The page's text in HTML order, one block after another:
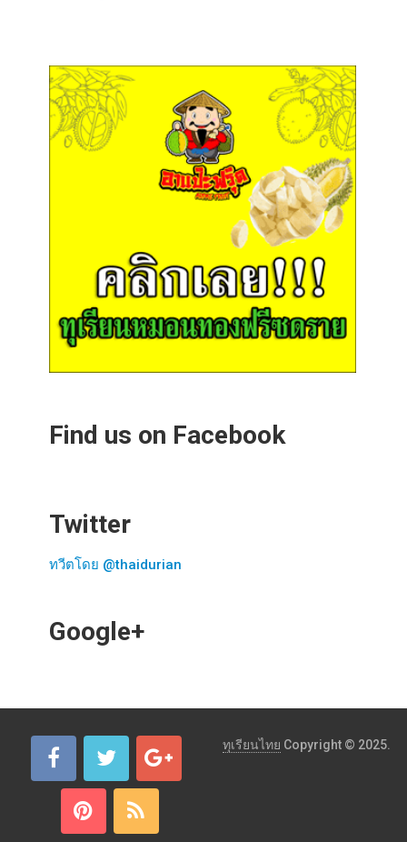
Find us on Facebook
Twitter
ทวีตโดย @thaidurian
Google+
ทุเรียนไทย Copyright © 2025.